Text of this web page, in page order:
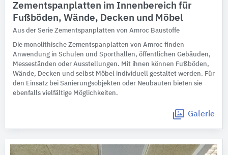
Zementspanplatten im Innenbereich für
Fußböden, Wände, Decken und Möbel
Aus der Serie Zementspanplatten von Amroc Baustoffe
Die monolithische Zementspanplatten von Amroc finden
Anwendung in Schulen und Sporthallen, öffentlichen Gebäuden,
Messeständen oder Ausstellungen. Mit ihnen können Fußböden,
Wände, Decken und selbst Möbel individuell gestaltet werden. Für
den Einsatz bei Sanierungsobjekten oder Neubauten bieten sie
ebenfalls vielfältige Möglichkeiten.
Galerie